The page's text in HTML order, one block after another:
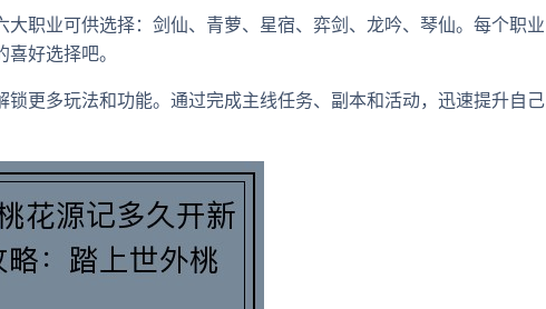
职业可供选择：剑仙、青萝、星宿、弈剑、龙吟、琴仙。每个职业
好选择吧。
更多玩法和功能。通过完成主线任务、副本和活动，迅速提升自己